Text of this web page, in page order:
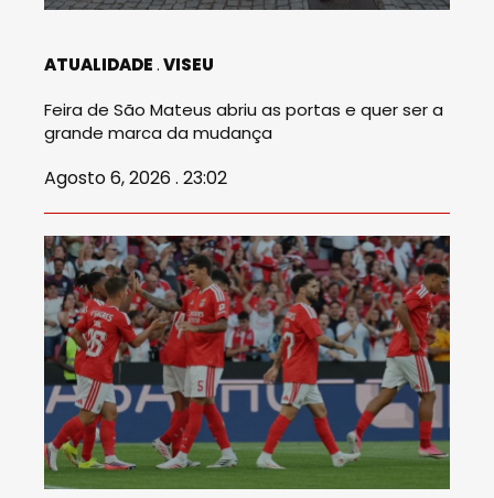
ATUALIDADE VISEU
Feira de São Mateus abriu as portas e quer ser a
grande marca da mudança
Agosto 6, 2026 . 23:02